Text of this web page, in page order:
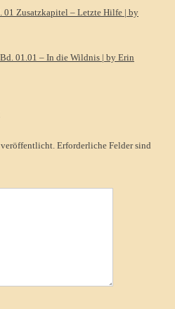
01 Zusatzkapitel – Letzte Hilfe | by
01.01 – In die Wildnis | by Erin
Erforderliche Felder sind